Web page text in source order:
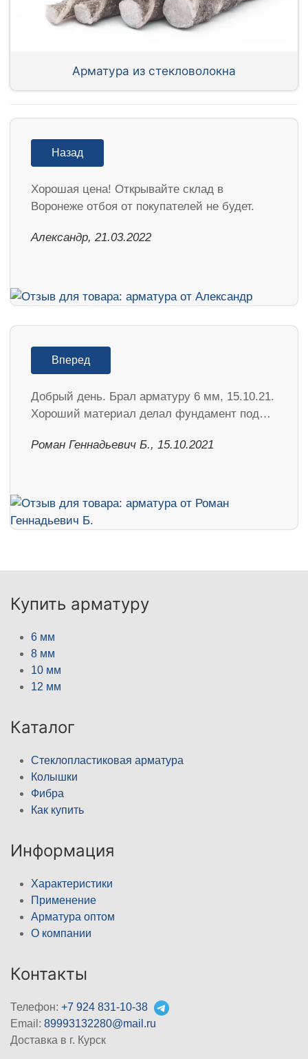
Арматура из стекловолокна
Назад
Хорошая цена! Открывайте склад в
Воронеже отбоя от покупателей не будет.
Александр, 21.03.2022
Вперед
Добрый день. Брал арматуру 6 мм, 15.10.21.
Хороший материал делал фундамент под…
Роман Геннадьевич Б., 15.10.2021
Купить арматуру
6 мм
8 мм
10 мм
12 мм
Каталог
Стеклопластиковая арматура
Колышки
Фибра
Как купить
Информация
Характеристики
Применение
Арматура оптом
О компании
Контакты
Телефон: +7 924 831-10-38
Email: 89993132280@mail.ru
Доставка в г. Курск